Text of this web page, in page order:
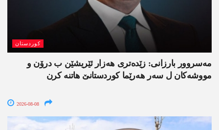
کوردستان
مەسروور بارزانی: زێدەتری ھەزار ئێریشێن ب درۆن و
مووشەکان ل سەر ھەرێما کوردستانێ ھاتنە کرن
2026-08-08